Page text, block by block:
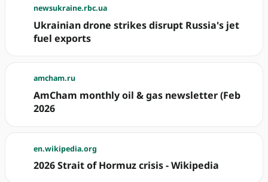
newsukraine.rbc.ua
Ukrainian drone strikes disrupt Russia's jet
fuel exports
amcham.ru
AmCham monthly oil & gas newsletter (Feb
2026
en.wikipedia.org
2026 Strait of Hormuz crisis - Wikipedia